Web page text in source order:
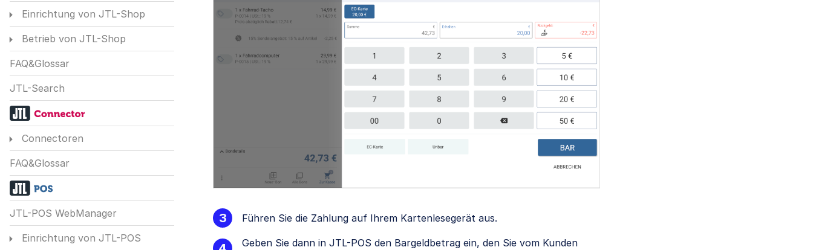
Einrichtung von JTL-Shop
Betrieb von JTL-Shop
FAQ&Glossar
JTL-Search
Connectoren
FAQ&Glossar
JTL-POS WebManager
Einrichtung von JTL-POS
Führen Sie die Zahlung auf Ihrem Kartenlesegerät aus.
Geben Sie dann in JTL-POS den Bargeldbetrag ein, den Sie vom Kunden